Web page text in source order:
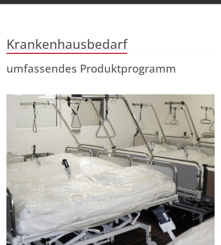
Krankenhausbedarf
umfassendes Produktprogramm